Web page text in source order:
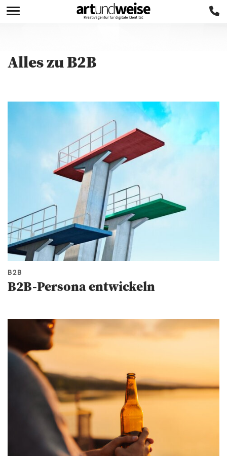
Alles zuB2B
B2B
B2B-Persona entwickeln